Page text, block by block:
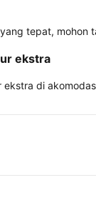
tepat,
ekstra
di